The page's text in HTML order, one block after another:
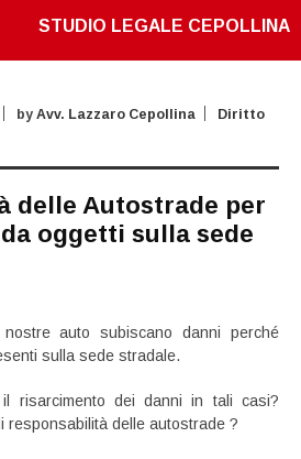
STUDIO LEGALE CEPOLLINA
by Avv. Lazzaro Cepollina
Diritto
delle Autostrade per
oggetti sulla sede
auto subiscano danni perché
sulla sede stradale.
risarcimento dei danni in tali casi?
responsabilità delle autostrade ?